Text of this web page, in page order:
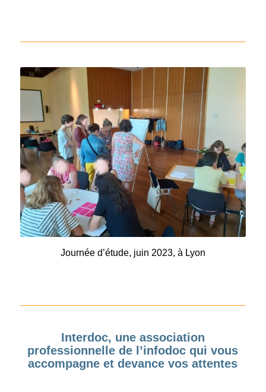
Journée d’étude, juin 2023, à Lyon
Interdoc, une association
professionnelle de l’infodoc qui vous
accompagne et devance vos attentes